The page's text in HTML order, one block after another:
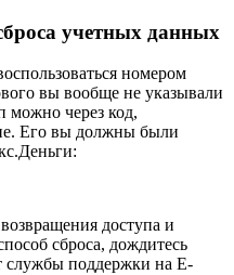
учетных данных
номером
вы вообще не указывали
можно через код,
Его вы должны были
доступа и
сброса, дождитесь
службы поддержки на E-